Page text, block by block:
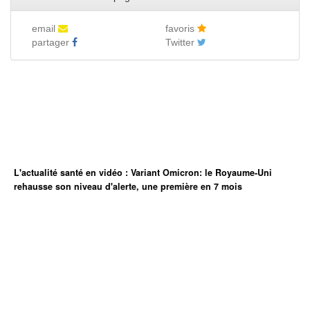
email
favoris
partager
Twitter
L'actualité santé en vidéo : Variant Omicron: le Royaume-Uni
rehausse son niveau d'alerte, une première en 7 mois